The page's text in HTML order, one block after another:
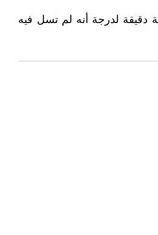
دقيقة لدرجة أنه لم تسل فيه